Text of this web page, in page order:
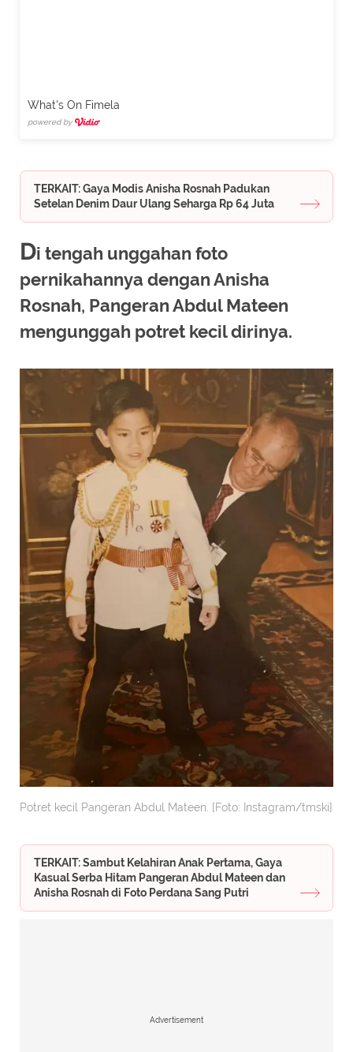
What's On Fimela
powered by
TERKAIT: Gaya Modis Anisha Rosnah Padukan
Setelan Denim Daur Ulang Seharga Rp 64 Juta
Di tengah unggahan foto
pernikahannya dengan Anisha
Rosnah, Pangeran Abdul Mateen
mengunggah potret kecil dirinya.
Potret kecil Pangeran Abdul Mateen. [Foto: Instagram/tmski]
TERKAIT: Sambut Kelahiran Anak Pertama, Gaya
Kasual Serba Hitam Pangeran Abdul Mateen dan
Anisha Rosnah di Foto Perdana Sang Putri
Advertisement